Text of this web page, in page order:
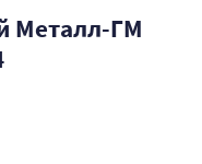
Металл-ГМ